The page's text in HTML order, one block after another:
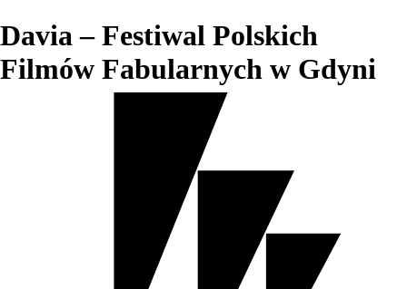
Davia – Festiwal Polskich
Filmów Fabularnych w Gdyni